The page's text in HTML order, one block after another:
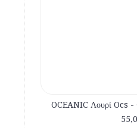
OCEANIC Λουρί Ocs